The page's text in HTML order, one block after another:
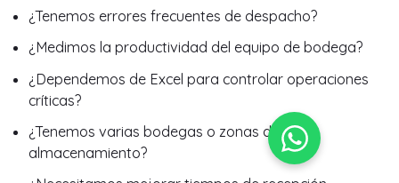
¿Tenemos errores frecuentes de despacho?
¿Medimos la productividad del equipo de bodega?
¿Dependemos de Excel para controlar operaciones
críticas?
¿Tenemos varias bodegas o zonas de
almacenamiento?